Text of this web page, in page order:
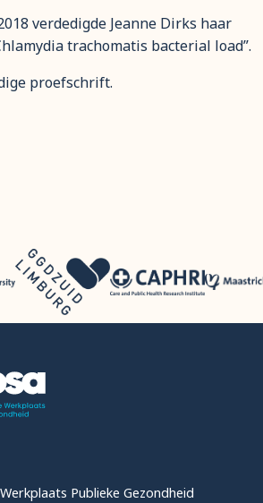
verdedigde Jeanne Dirks haar
trachomatis bacterial load”.
proefschrift.
Publieke Gezondheid